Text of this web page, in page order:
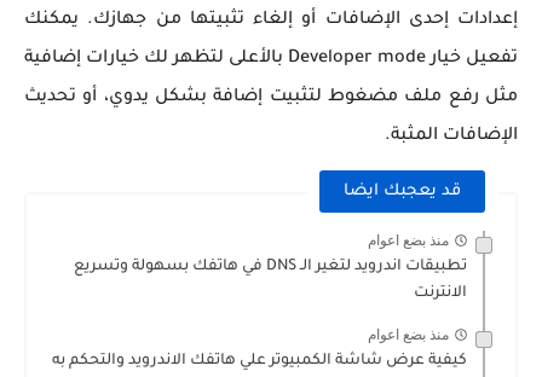
إعدادات إحدى الإضافات أو إلغاء تثبيتها من جهازك. يمكنك
تفعيل خيار Developer mode بالأعلى لتظهر لك خيارات إضافية
مثل رفع ملف مضغوط لتثبيت إضافة بشكل يدوي، أو تحديث
الإضافات المثبة.
قد يعجبك ايضا
منذ بضع اعوام
تطبيقات اندرويد لتغير الـ DNS في هاتفك بسهولة وتسريع
الانترنت
منذ بضع اعوام
كيفية عرض شاشة الكمبيوتر علي هاتفك الاندرويد والتحكم به